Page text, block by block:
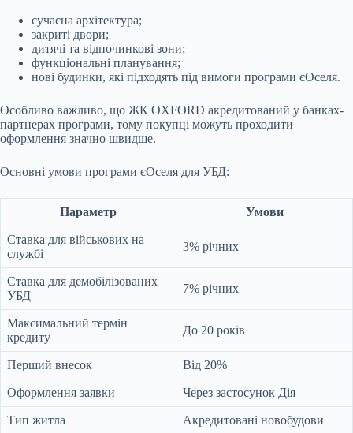
сучасна архітектура;
закриті двори;
дитячі та відпочинкові зони;
функціональні планування;
нові будинки, які підходять під вимоги програми єОселя.
Особливо важливо, що ЖК OXFORD акредитований у банках-
партнерах програми, тому покупці можуть проходити
оформлення значно швидше.
Основні умови програми єОселя для УБД:
Параметр Умови
Ставка для військових на
службі
3% річних
Ставка для демобілізованих
УБД
7% річних
Максимальний термін
кредиту
До 20 років
Перший внесок Від 20%
Оформлення заявки Через застосунок Дія
Тип житла
Акредитовані новобудови